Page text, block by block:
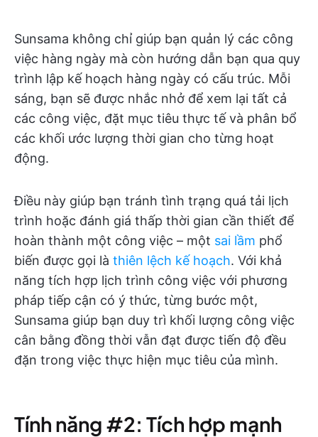
Sunsama không chỉ giúp bạn quản lý các công
việc hàng ngày mà còn hướng dẫn bạn qua quy
trình lập kế hoạch hàng ngày có cấu trúc. Mỗi
sáng, bạn sẽ được nhắc nhở để xem lại tất cả
các công việc, đặt mục tiêu thực tế và phân bổ
các khối ước lượng thời gian cho từng hoạt
động.
Điều này giúp bạn tránh tình trạng quá tải lịch
trình hoặc đánh giá thấp thời gian cần thiết để
hoàn thành một công việc – một sai lầm phổ
biến được gọi là thiên lệch kế hoạch. Với khả
năng tích hợp lịch trình công việc với phương
pháp tiếp cận có ý thức, từng bước một,
Sunsama giúp bạn duy trì khối lượng công việc
cân bằng đồng thời vẫn đạt được tiến độ đều
đặn trong việc thực hiện mục tiêu của mình.
Tính năng #2: Tích hợp mạnh